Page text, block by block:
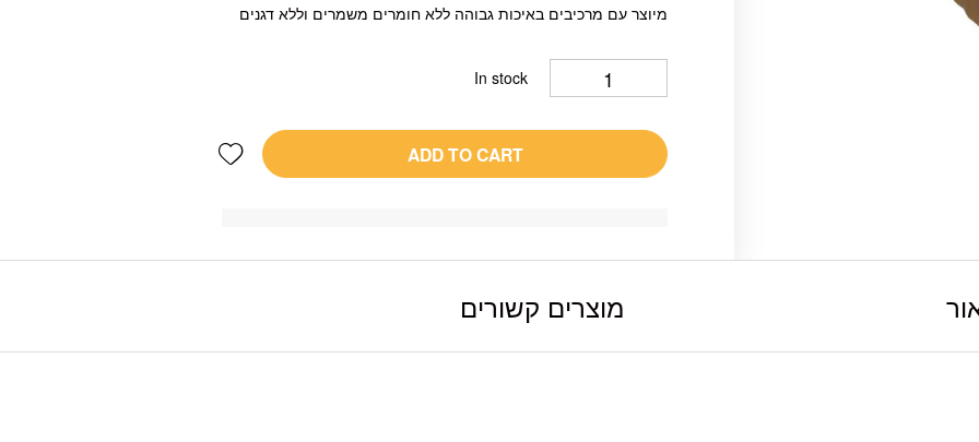
מיוצר עם מרכיבים באיכות גבוהה ללא חומרים משמרים וללא דגנים
In stock
ADD TO CART
Add wishlist
מוצרים קשורים